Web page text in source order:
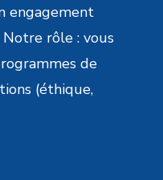
engagement
rôle : vous
de
(éthique,